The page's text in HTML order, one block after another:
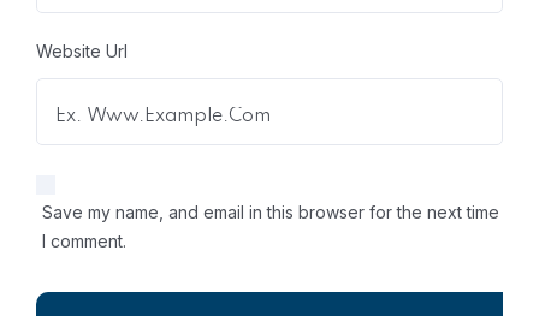
Website Url
Save my name, and email in this browser for the next time
I comment.